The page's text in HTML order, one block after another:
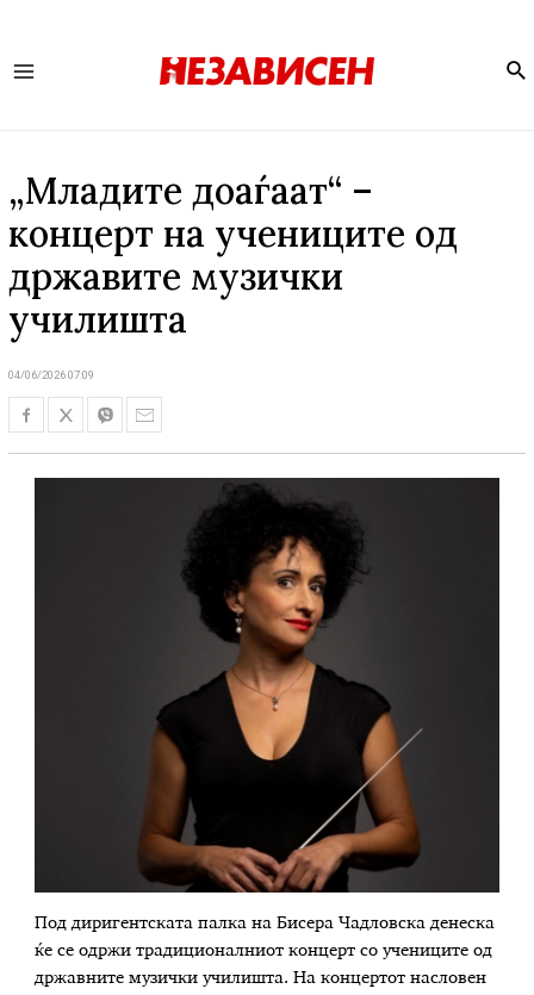
„Младите доаѓаат“ –
концерт на учениците од
државите музички
училишта
04/06/2026 07:09
Под диригентската палка на Бисера Чадловска денеска
ќе се одржи традиционалниот концерт со учениците од
државните музички училишта. На концертот насловен